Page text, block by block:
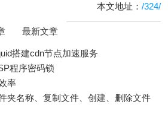
本文地址： /324/
最新文章
搭建cdn节点加速服务
程序密码锁
率
夹名称、复制文件、创建、删除文件